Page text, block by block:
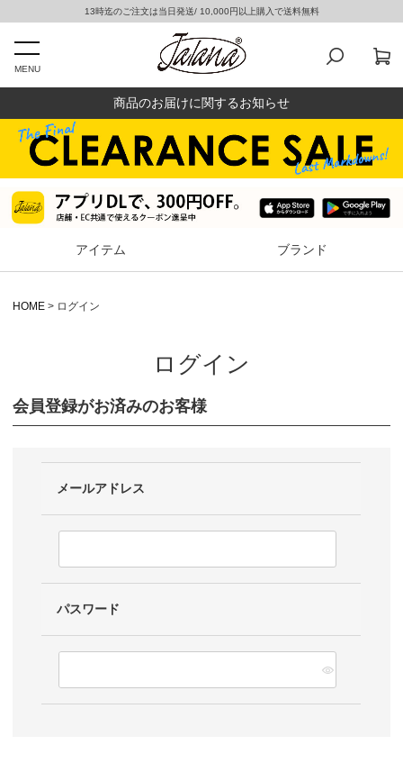
13時迄のご注文は当日発送/ 10,000円以上購入で送料無料
MENU
商品のお届けに関するお知らせ
アイテム ブランド
HOME ログイン
ログイン
会員登録がお済みのお客様
メールアドレス
パスワード